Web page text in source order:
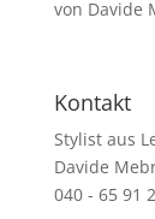
von Davide
Kontakt
Stylist aus
Davide
040 - 65 91